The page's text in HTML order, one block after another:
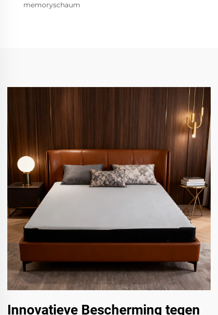
memoryschaum
Innovatieve Bescherming tegen